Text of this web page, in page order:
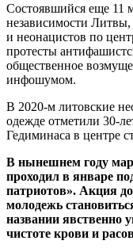
Состоявшийся еще 11
независимости
и неонацистов по
протесты
общественное
инфошумом.
В 2020-м литовские
одежде отметили 30-
Гедиминаса в центре
В нынешнем году
проходил в январе
патриотов». Акция
молодежь
названии явственно
чистоте крови и